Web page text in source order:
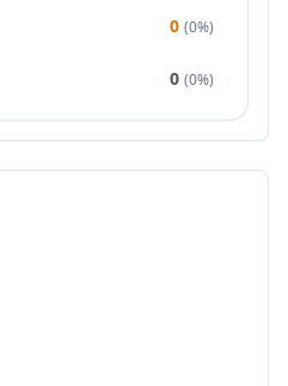
0 (0%)
0 (0%)